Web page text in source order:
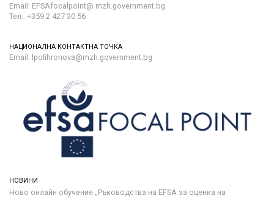
Email: EFSAfocalpoint@ mzh.government.bg
Тел.: +359 2 427 30 56
НАЦИОНАЛНА КОНТАКТНА ТОЧКА
Email: lpolihronova@mzh.government.bg
НОВИНИ
Ново онлайн обучение „Ръководства на ЕFSA за оценка на